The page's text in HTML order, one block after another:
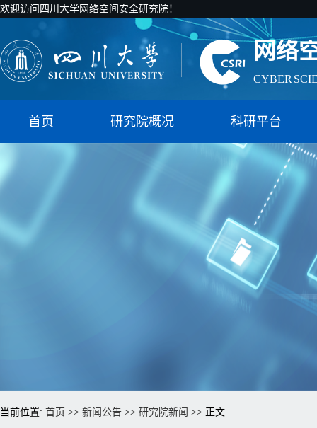
欢迎访问四川大学网络空间安全研究院！
网络
CYBER
国家智能
首页 研究院概况 科研平台
当前位置: 首页 >> 新闻公告 >> 研究院新闻 >> 正文